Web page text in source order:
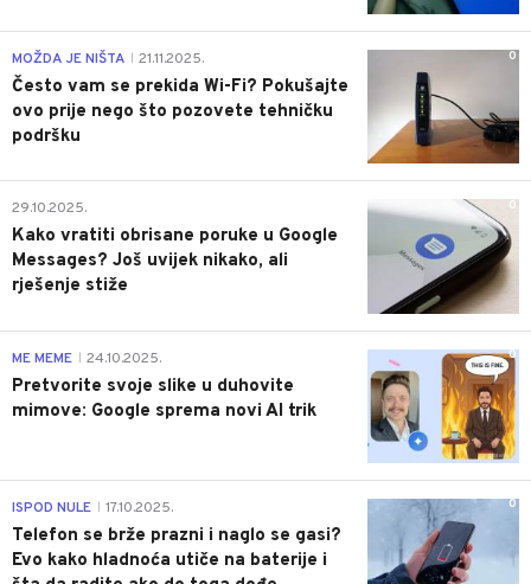
0
MOŽDA JE NIŠTA 21.11.2025.
Često vam se prekida Wi-Fi? Pokušajte
ovo prije nego što pozovete tehničku
podršku
0
29.10.2025.
Kako vratiti obrisane poruke u Google
Messages? Još uvijek nikako, ali
rješenje stiže
0
ME MEME 24.10.2025.
Pretvorite svoje slike u duhovite
mimove: Google sprema novi AI trik
0
ISPOD NULE 17.10.2025.
Telefon se brže prazni i naglo se gasi?
Evo kako hladnoća utiče na baterije i